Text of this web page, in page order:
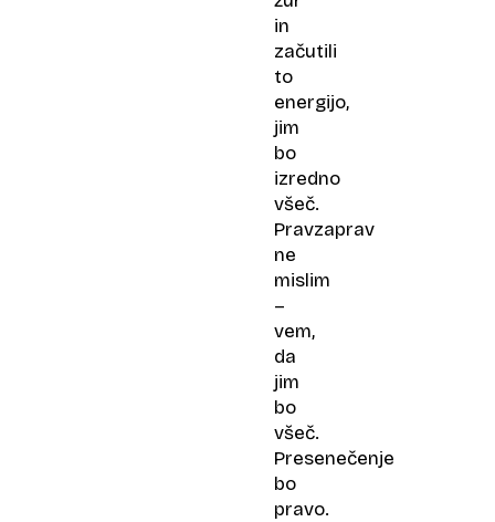
in
začutili
to
energijo,
jim
bo
izredno
všeč.
Pravzaprav
ne
mislim
–
vem,
da
jim
bo
všeč.
Presenečenje
bo
pravo.